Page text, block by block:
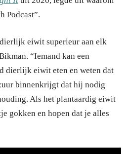
Podcast”.
eiwit superieur aan elk
“Iemand kan een
dierlijk eiwit eten en weten dat
binnenkrijgt dat hij nodig
Als het plantaardig eiwit
gokken en hopen dat je alles